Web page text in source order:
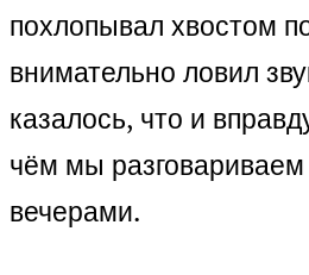
похлопывал хвостом
внимательно ловил
казалось, что и
чём мы
вечерами.